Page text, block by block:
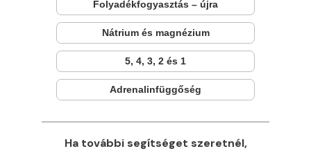
Folyadékfogyasztás – újra
Nátrium és magnézium
5, 4, 3, 2 és 1
Adrenalinfüggőség
Ha további segítséget szeretnél,